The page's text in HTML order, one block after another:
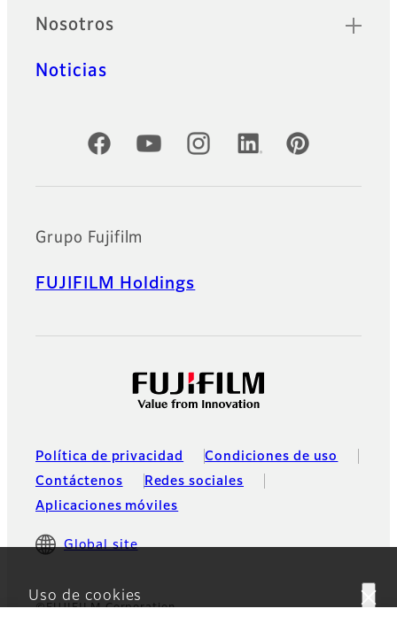
Uso de cookies
Nosotros
Noticias
Cuentas oficiales de redes sociales
Grupo Fujifilm
FUJIFILM Holdings
Política de privacidad
Condiciones de uso
Contáctenos
Redes sociales
Aplicaciones móviles
Global site
©FUJIFILM Corporation